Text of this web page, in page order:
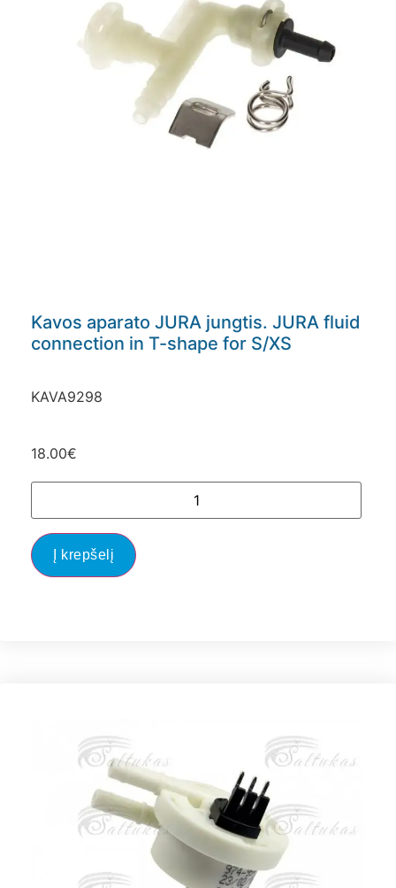
Kavos aparato JURA jungtis. JURA fluid
connection in T-shape for S/XS
KAVA9298
18.00€
Į krepšelį